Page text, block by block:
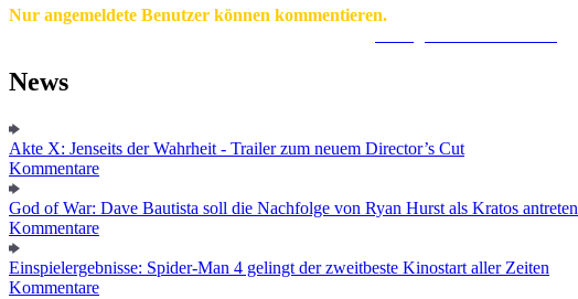
Nur angemeldete Benutzer können kommentieren.
News
Akte X: Jenseits der Wahrheit - Trailer zum neuem Director’s Cut
Kommentare
God of War: Dave Bautista soll die Nachfolge von Ryan Hurst als Kratos antreten
Kommentare
Einspielergebnisse: Spider-Man 4 gelingt der zweitbeste Kinostart aller Zeiten
Kommentare